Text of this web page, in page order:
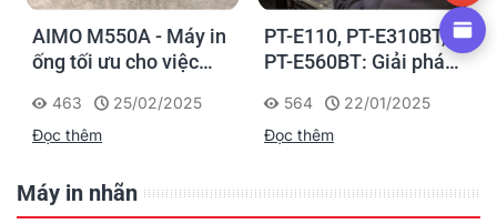
AIMO M550A - Máy in
ống tối ưu cho việc
nhận diện cáp điện,
cáp mạng
463
25/02/2025
Đọc thêm
PT-E110, PT-E310BT,
PT-E560BT: Giải pháp
nghiệp của Brother
564
22/01/2025
Đọc thêm
Máy in nhãn